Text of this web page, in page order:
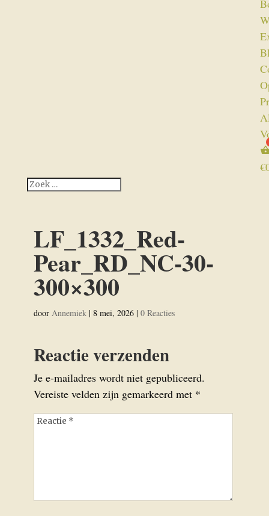
€
LF_1332_Red-
Pear_RD_NC-30-
300×300
door Annemiek| 8 mei, 2026| 0 Reacties
Reactie verzenden
Je e-mailadres wordt niet gepubliceerd.
Vereiste velden zijn gemarkeerd met *